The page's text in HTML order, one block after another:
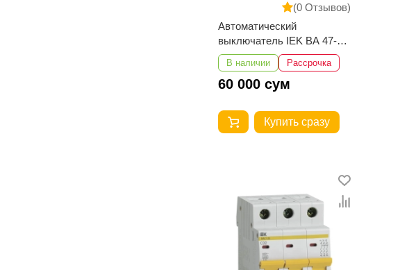
(0 Отзывов)
Автоматический
выключатель IEK ВА 47-29
3Р 25А 4,5кА
В наличии Рассрочка
60 000 сум
Купить сразу